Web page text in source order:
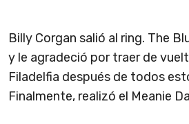
Billy Corgan salió al ring. The
y le agradeció por traer de
Filadelfia después de todos
Finalmente, realizó el Meanie